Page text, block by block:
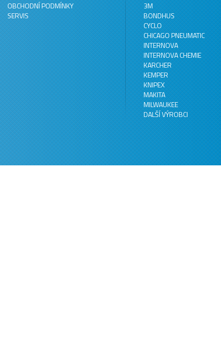
OBCHODNÍ PODMÍNKY
SERVIS
3M
BONDHUS
CYCLO
CHICAGO PNEUMATIC
INTERNOVA
INTERNOVA CHEMIE
KARCHER
KEMPER
KNIPEX
MAKITA
MILWAUKEE
DALŠÍ VÝROBCI